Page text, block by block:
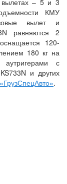
вылетах – 5 и 3
КМУ
вылет и
равняются 2
оснащается 120-
180 кг на
аутригерами с
и других
.